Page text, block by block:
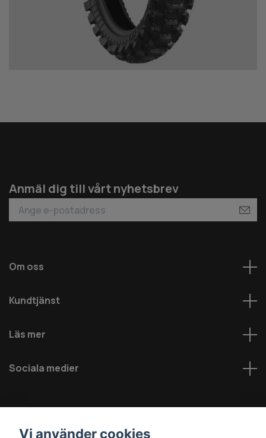
Anmäl dig till vårt nyhetsbrev
Om oss
Kundtjänst
Läs mer
Sociala medier
Vi använder cookies